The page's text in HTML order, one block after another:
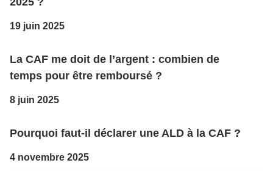
19 juin 2025
La CAF me doit de l’argent : combien de
temps pour être remboursé ?
8 juin 2025
Pourquoi faut-il déclarer une ALD à la CAF ?
4 novembre 2025